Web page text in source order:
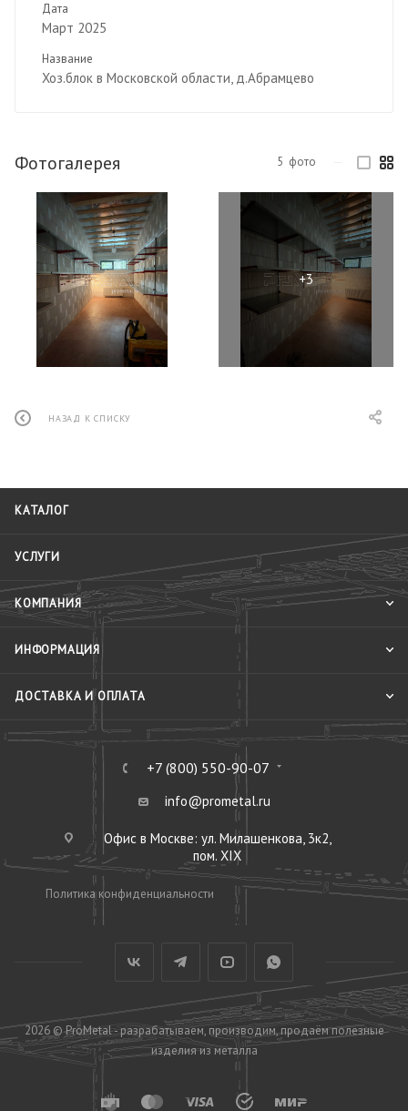
Дата
Март 2025
Название
Хоз.блок в Московской области, д.Абрамцево
Фотогалерея 5 фото
НАЗАД К СПИСКУ
КАТАЛОГ
УСЛУГИ
КОМПАНИЯ
ИНФОРМАЦИЯ
ДОСТАВКА И ОПЛАТА
+7 (800) 550-90-07
info@prometal.ru
Офис в Москве: ул. Милашенкова, 3к2,
пом. XIX
Политика конфиденциальности
2026 © ProMetal - разрабатываем, производим, продаём полезные
изделия из металла